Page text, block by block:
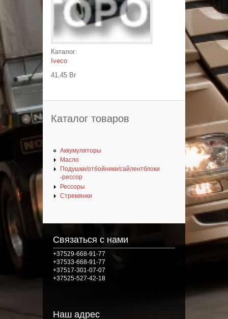
Каталог:
Iveco
41,45 Br
Каталог товаров
Аккумуляторы
Масло
Подушки/отбойники/сайлентблоки
-рессор
Рессоры
Стремянки
Связаться с нами
+37529-668-91-77
+37533-668-91-77
+37517-301-07-07
+37525-527-42-18
Наш адрес